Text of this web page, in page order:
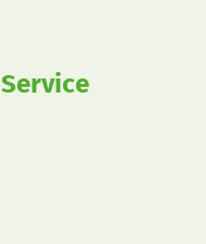
Service